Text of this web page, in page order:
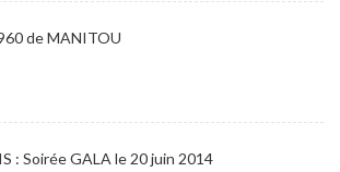
de MANITOU
: Soirée GALA le 20 juin 2014